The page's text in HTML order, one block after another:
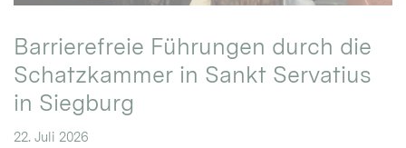
Barrierefreie Führungen durch die
Schatzkammer in Sankt Servatius
in Siegburg
22. Juli 2026